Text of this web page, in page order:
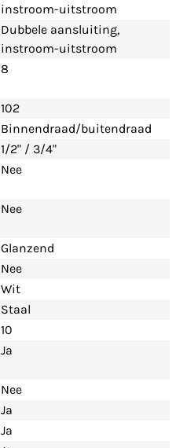
instroom-uitstroom
Dubbele aansluiting,
instroom-uitstroom
8
102
Binnendraad/buitendraad
1/2" / 3/4"
Nee
Nee
Glanzend
Nee
Wit
Staal
10
Ja
Nee
Ja
Ja